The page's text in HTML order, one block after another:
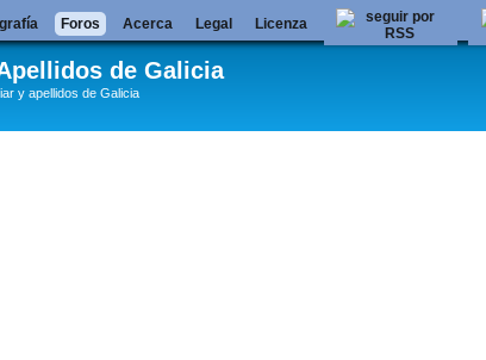
de Galicia
y apellidos de Galicia
Foros Acerca Legal Licenza